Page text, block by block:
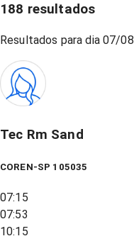
188 resultados
Resultados para dia07/08
Tec Rm Sand
COREN-SP 105035
07:15
07:53
10:15